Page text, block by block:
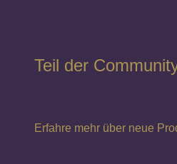
Teil der
Erfahre mehr über neue